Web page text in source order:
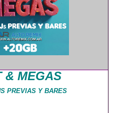
& MEGAS
PREVIAS Y BARES